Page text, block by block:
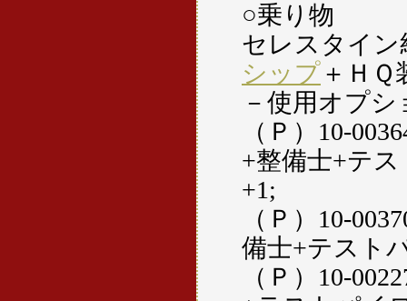
○乗り物
セレスタイン
シップ＋Ｈ
－使用オプ
（Ｐ）10-
+整備士+テ
+1;
（Ｐ）10-
備士+テスト
（Ｐ）10-